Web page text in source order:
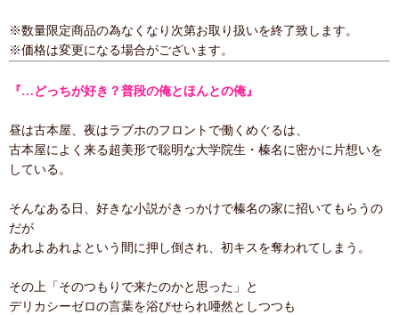
※数量限定商品の為なくなり次第お取り扱いを終了致します。
※価格は変更になる場合がございます。
『…どっちが好き？普段の俺とほんとの俺』
昼は古本屋、夜はラブホのフロントで働くめぐるは、
古本屋によく来る超美形で聡明な大学院生・榛名に密かに片想いを
している。
そんなある日、好きな小説がきっかけで榛名の家に招いてもらうの
だが
あれよあれよという間に押し倒され、初キスを奪われてしまう。
その上「そのつもりで来たのかと思った」と
デリカシーゼロの言葉を浴びせられ唖然としつつも